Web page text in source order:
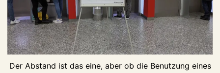
Der Abstand ist das eine, aber ob die Benutzung eines